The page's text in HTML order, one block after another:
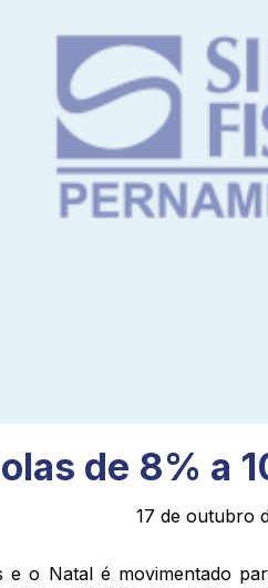
de 8% a
17 de outubro
o Natal é movimentado